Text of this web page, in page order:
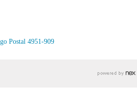
Postal 4951-909